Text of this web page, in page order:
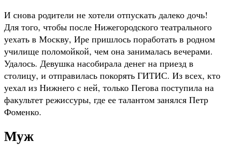
И снова родители не хотели отпускать далеко дочь!
Для того, чтобы после Нижегородского театрального
уехать в Москву, Ире пришлось поработать в родном
училище поломойкой, чем она занималась вечерами.
Удалось. Девушка насобирала денег на приезд в
столицу, и отправилась покорять ГИТИС. Из всех, кто
уехал из Нижнего с ней, только Пегова поступила на
факультет режиссуры, где ее талантом занялся Петр
Фоменко.
Муж